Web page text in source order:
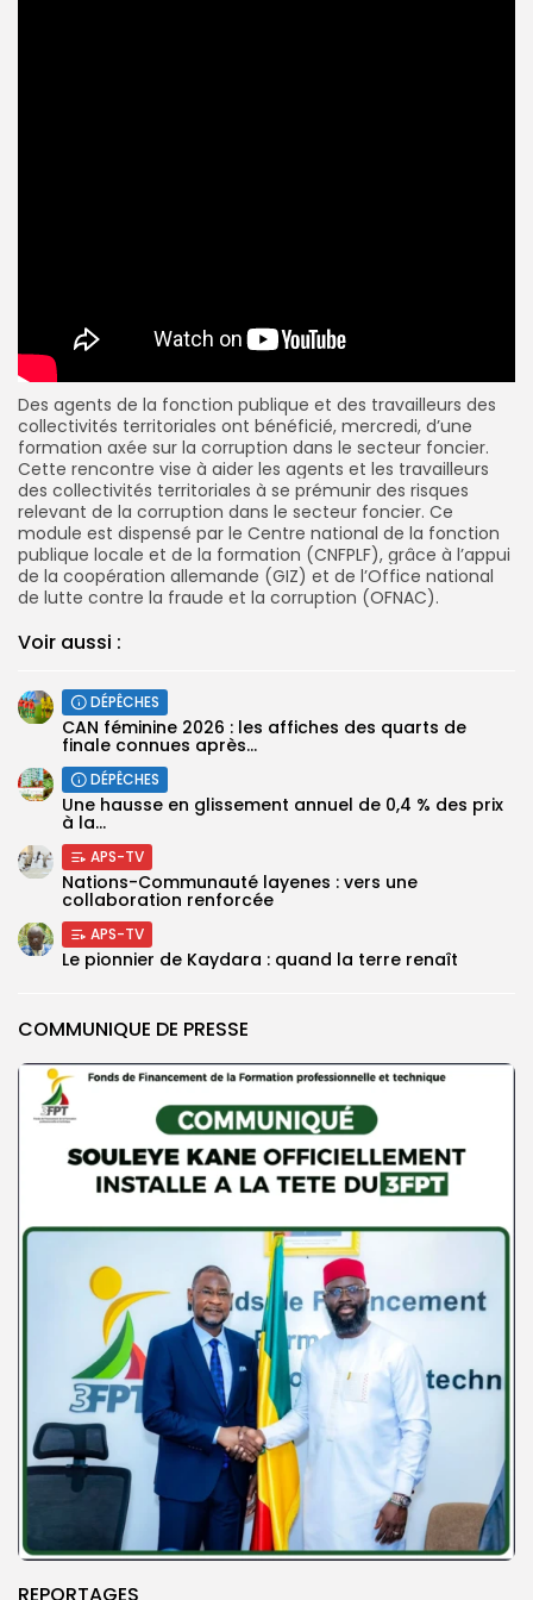
COMMUNIQUE DE PRESSE
REPORTAGES
Des agents de la fonction publique et des travailleurs des
collectivités territoriales ont bénéficié, mercredi, d’une
formation axée sur la corruption dans le secteur foncier.
Cette rencontre vise à aider les agents et les travailleurs
des collectivités territoriales à se prémunir des risques
relevant de la corruption dans le secteur foncier. Ce
module est dispensé par le Centre national de la fonction
publique locale et de la formation (CNFPLF), grâce à l’appui
de la coopération allemande (GIZ) et de l’Office national
de lutte contre la fraude et la corruption (OFNAC).
Voir aussi :
DÉPÊCHES
CAN féminine 2026 : les affiches des quarts de
finale connues après...
DÉPÊCHES
Une hausse en glissement annuel de 0,4 % des prix
à la...
APS-TV
Nations-Communauté layenes : vers une
collaboration renforcée
APS-TV
Le pionnier de Kaydara : quand la terre renaît